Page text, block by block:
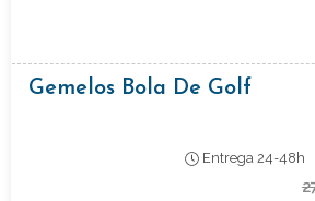
Gemelos Bola De Golf
Entrega 24-48h